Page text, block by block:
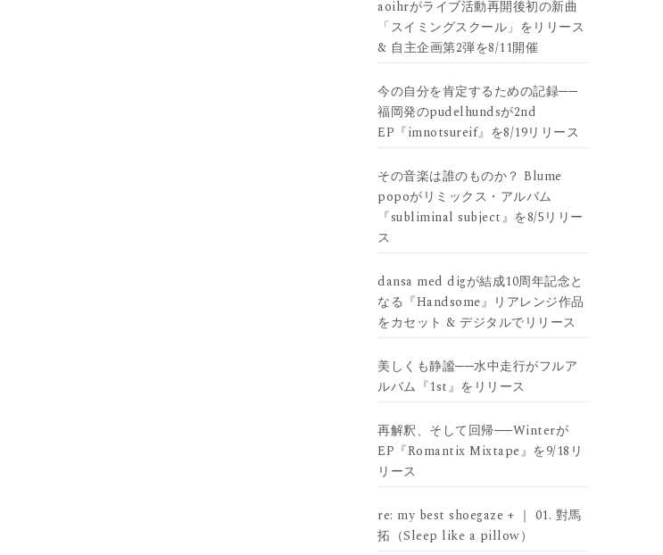
aoihrがライブ活動再開後初の新曲
「スイミングスクール」をリリース
& 自主企画第2弾を8/11開催
今の自分を肯定するための記録──
福岡発のpudelhundsが2nd
EP『imnotsureif』を8/19リリース
その音楽は誰のものか？ Blume
popoがリミックス・アルバム
『subliminal subject』を8/5リリー
ス
dansa med digが結成10周年記念と
なる『Handsome』リアレンジ作品
をカセット & デジタルでリリース
美しくも静謐──水中走行がフルア
ルバム『1st』をリリース
再解釈、そして回帰──Winterが
EP『Romantix Mixtape』を9/18リ
リース
re: my best shoegaze + ｜ 01. 對馬
拓（Sleep like a pillow）